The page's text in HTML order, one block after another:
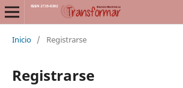
Inicio / Registrarse
Registrarse